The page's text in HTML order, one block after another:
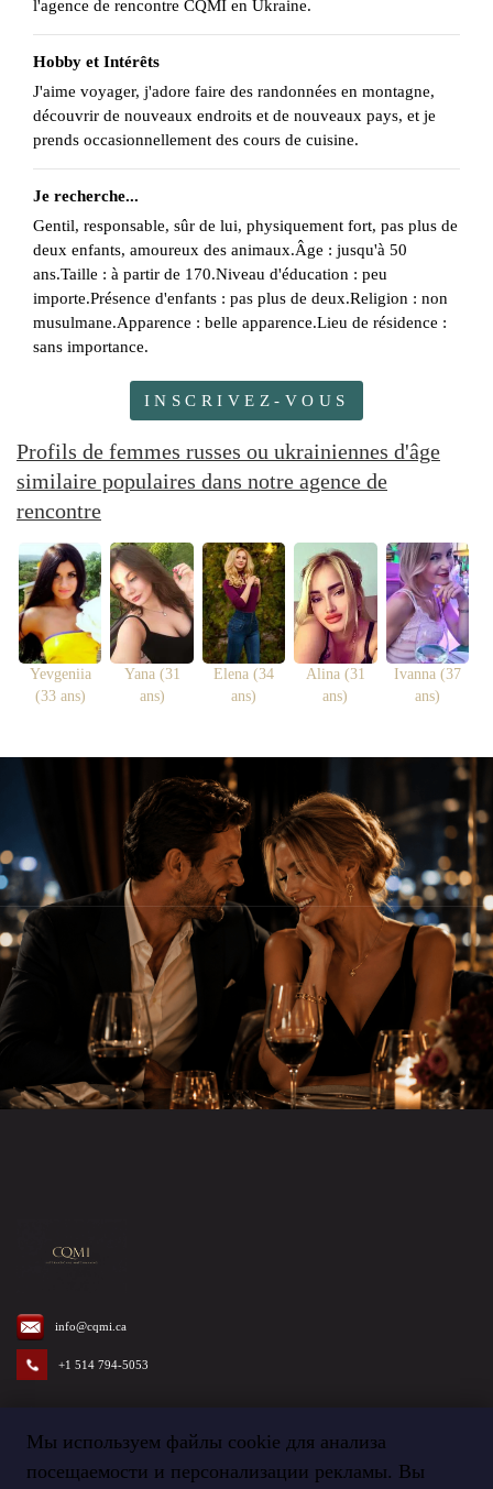
Мы используем файлы cookie для анализа
посещаемости и персонализации рекламы. Вы
l'agence de rencontre CQMI en Ukraine.
Hobby et Intérêts
J'aime voyager, j'adore faire des randonnées en montagne,
découvrir de nouveaux endroits et de nouveaux pays, et je
prends occasionnellement des cours de cuisine.
Je recherche...
Gentil, responsable, sûr de lui, physiquement fort, pas plus de
deux enfants, amoureux des animaux.Âge : jusqu'à 50
ans.Taille : à partir de 170.Niveau d'éducation : peu
importe.Présence d'enfants : pas plus de deux.Religion : non
musulmane.Apparence : belle apparence.Lieu de résidence :
sans importance.
INSCRIVEZ-VOUS
Profils de femmes russes ou ukrainiennes d'âge
similaire populaires dans notre agence de
rencontre
Yevgeniia
(33 ans)
Yana (31
ans)
Elena (34
ans)
Alina (31
ans)
Ivanna (37
ans)
info@cqmi.ca
+1 514 794-5053